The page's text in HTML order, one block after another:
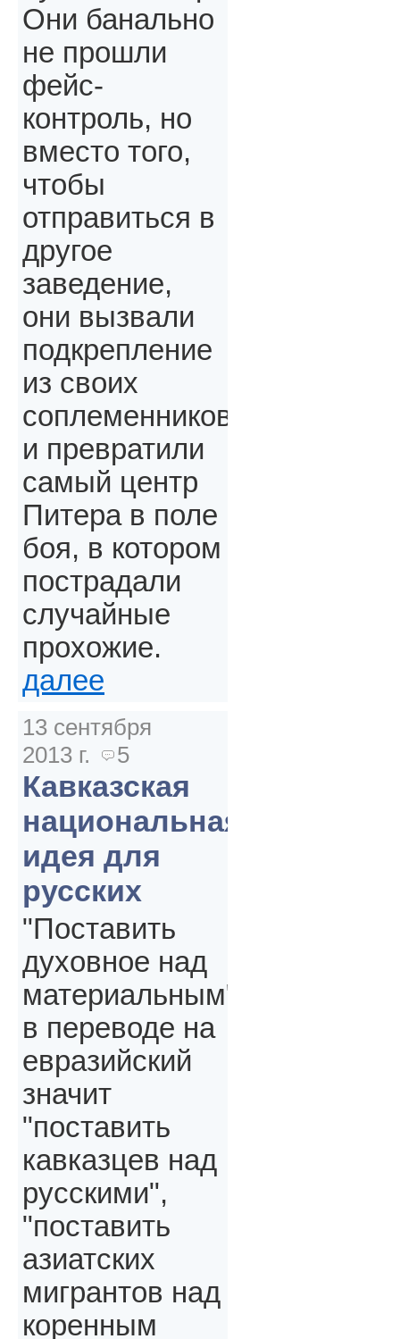
Они банально
не прошли
фейс-
контроль, но
вместо того,
чтобы
отправиться в
другое
заведение,
они вызвали
подкрепление
из своих
соплеменников
и превратили
самый центр
Питера в поле
боя, в котором
пострадали
случайные
прохожие.
далее
13 сентября
2013 г.
5
Кавказская
национальная
идея для
русских
"Поставить
духовное над
материальным"
в переводе на
евразийский
значит
"поставить
кавказцев над
русскими",
"поставить
азиатских
мигрантов над
коренным